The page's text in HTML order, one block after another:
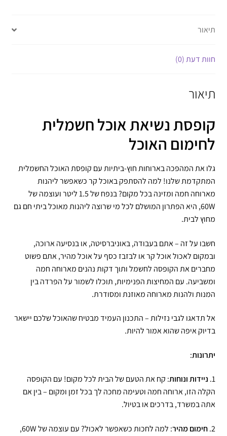
תיאור
חוות דעת (0)
תיאור
קופסת נשיאת אוכל חשמלית
לחימום האוכל
גלו את המהפכה בארוחות חוץ-ביתיות עם קופסת האוכל החשמלית
המתקדמת שלנו! למה להסתפק באוכל קר כשאפשר ליהנות
מארוחה חמה ומזינה בכל מקום? בנפח של 1.5 ליטר ועוצמה של
60W, היא הפתרון המושלם לכל מי שרוצה ליהנות מאוכל ביתי חם גם
מחוץ לבית.
חשבו על זה – אתם בעבודה, באוניברסיטה, או בנסיעה ארוכה,
ובמקום לאכול אוכל קר או לבזבז כסף על אוכל מהיר, אתם פשוט
מחברים את הקופסה לחשמל ותוך דקות נהנים מארוחה חמה
ומשביעה. עם המחיצות הפנימיות, תוכלו לשמור על הפרדה בין
המנות ולהנות מארוחה מאוזנת ומסודרת.
אל תדאגו לגבי נזילות – התכנון העמיד מבטיח שהאוכל שלכם יישאר
בדיוק איפה שהוא אמור להיות.
יתרונות:
1. ניידות ונוחות: קח את הטעם של הבית לכל מקום! עם הקופסה
הקלה הזו, ארוחה חמה וטעימה מחכה לך בכל זמן ומקום – בין אם
אתה במשרד, בדרכים או בטיול.
2. חימום מהיר
: למה לחכות כשאפשר לאכול? עם עוצמה של 60W,